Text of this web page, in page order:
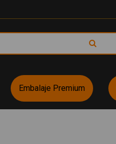
Embalaje Premium